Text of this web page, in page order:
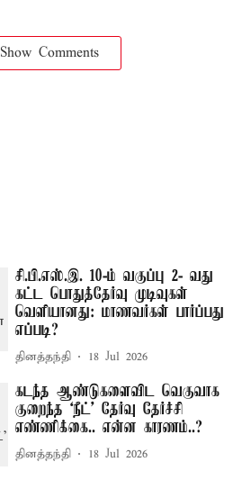
Show Comments
சி.பி.எஸ்.இ. 10-ம் வகுப்பு 2- வது
கட்ட பொதுத்தேர்வு முடிவுகள்
வெளியானது: மாணவர்கள் பார்ப்பது
எப்படி?
தினத்தந்தி 18 Jul 2026
கடந்த ஆண்டுகளைவிட வெகுவாக
குறைந்த ‘நீட்’ தேர்வு தேர்ச்சி
எண்ணிக்கை.. என்ன காரணம்..?
தினத்தந்தி 18 Jul 2026